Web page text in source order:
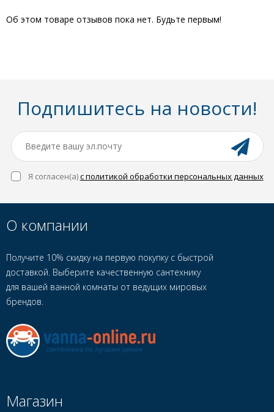
Об этом товаре отзывов пока нет. Будьте первым!
Подпишитесь на новости!
Я согласен(a)с политикой обработки персональных данных
О компании
Получите 10% скидку на первую покупку с быстрой
доставкой. Выберите качественную сантехнику
для вашей ванной комнаты от ведущих мировых
брендов.
Магазин